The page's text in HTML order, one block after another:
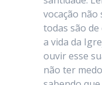
vocação
todas são
a vida da
ouvir esse
não ter